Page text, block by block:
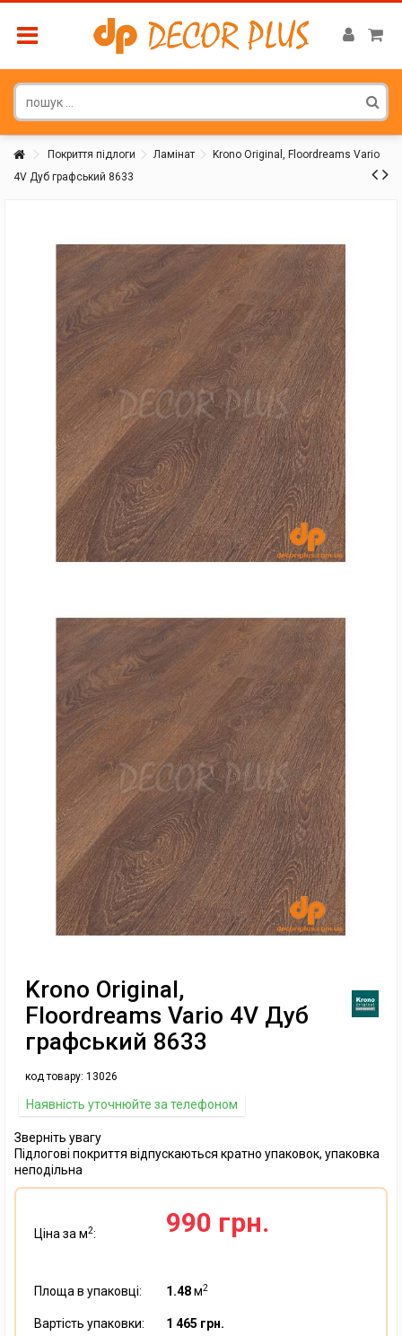
Покриття підлоги Ламінат
Krono Original, Floordreams Vario
4V Дуб графський 8633
Krono Original,
Floordreams Vario 4V Дуб
графський 8633
код товару: 13026
Наявність уточнюйте за телефоном
Зверніть увагу
Підлогові покриття відпускаються кратно упаковок, упаковка
неподільна
Ціна за м2: 990 грн.
Площа в упаковці: 1.48м2
Вартість упаковки: 1 465 грн.